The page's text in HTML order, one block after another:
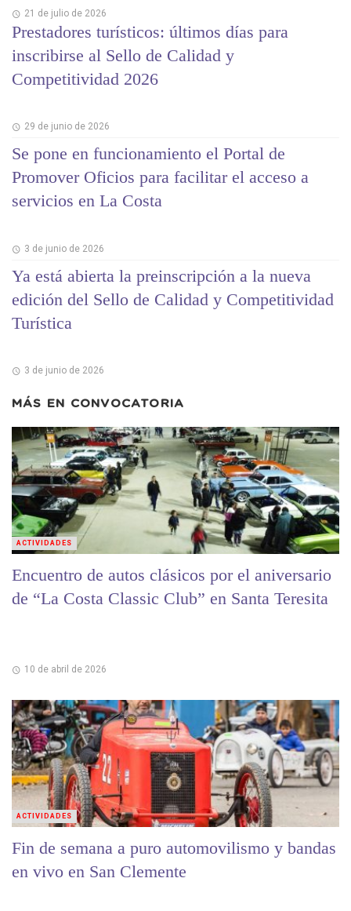
21 de julio de 2026
Prestadores turísticos: últimos días para
inscribirse al Sello de Calidad y
Competitividad 2026
29 de junio de 2026
Se pone en funcionamiento el Portal de
Promover Oficios para facilitar el acceso a
servicios en La Costa
3 de junio de 2026
Ya está abierta la preinscripción a la nueva
edición del Sello de Calidad y Competitividad
Turística
3 de junio de 2026
MÁS EN CONVOCATORIA
Encuentro de autos clásicos por el aniversario
de “La Costa Classic Club” en Santa Teresita
10 de abril de 2026
ACTIVIDADES
Fin de semana a puro automovilismo y bandas
en vivo en San Clemente
ACTIVIDADES